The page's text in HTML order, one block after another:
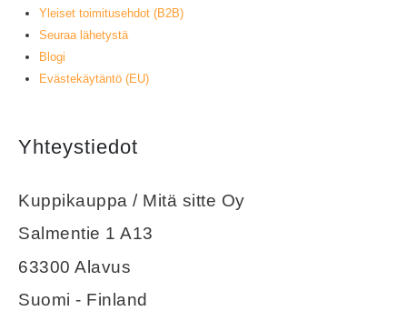
Yleiset toimitusehdot (B2B)
Seuraa lähetystä
Blogi
Evästekäytäntö (EU)
Yhteystiedot
Kuppikauppa / Mitä sitte Oy
Salmentie 1 A13
63300 Alavus
Suomi - Finland